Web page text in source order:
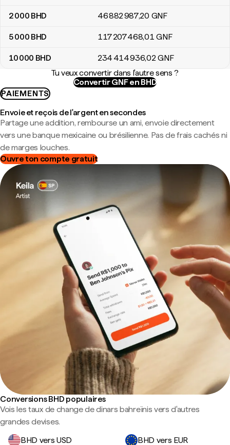
2 000 BHD 46 882 987,20 GNF
5 000 BHD 117 207 468,01 GNF
10 000 BHD 234 414 936,02GNF
Tu veux convertir dans l'autre sens ?
Convertir GNF en BHD
PAIEMENTS
Envoie et reçois de l'argent en secondes
Partage une addition, rembourse un ami, envoie directement
vers une banque mexicaine ou brésilienne. Pas de frais cachés ni
de marges louches.
Ouvre ton compte gratuit
Conversions BHD populaires
Vois les taux de change de dinars bahreïnis vers d'autres
grandes devises.
BHD vers USD
BHD vers EUR